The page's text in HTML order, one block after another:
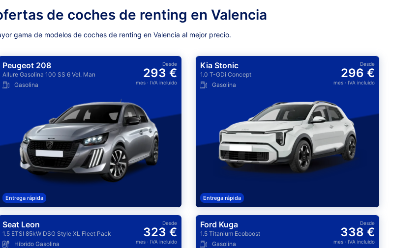
de coches de renting en Valencia
gama de modelos de coches de renting en Valencia al mejor precio.
Peugeot 208
Allure Gasolina 100 SS 6 Vel. Man
Gasolina
Desde
293 €
mes· IVA incluido
Entrega rápida
Kia Stonic
1.0 T-GDi Concept
Gasolina
Desde
296 €
mes· IVA incluido
Entrega rápida
Seat Leon
1.5 ETSI 85kW DSG Style XL Fleet Pack
Híbrido Gasolina
Desde
323 €
mes· IVA incluido
Ford Kuga
1.5 Titanium Ecoboost
Gasolina
Desde
338 €
mes· IVA incluido